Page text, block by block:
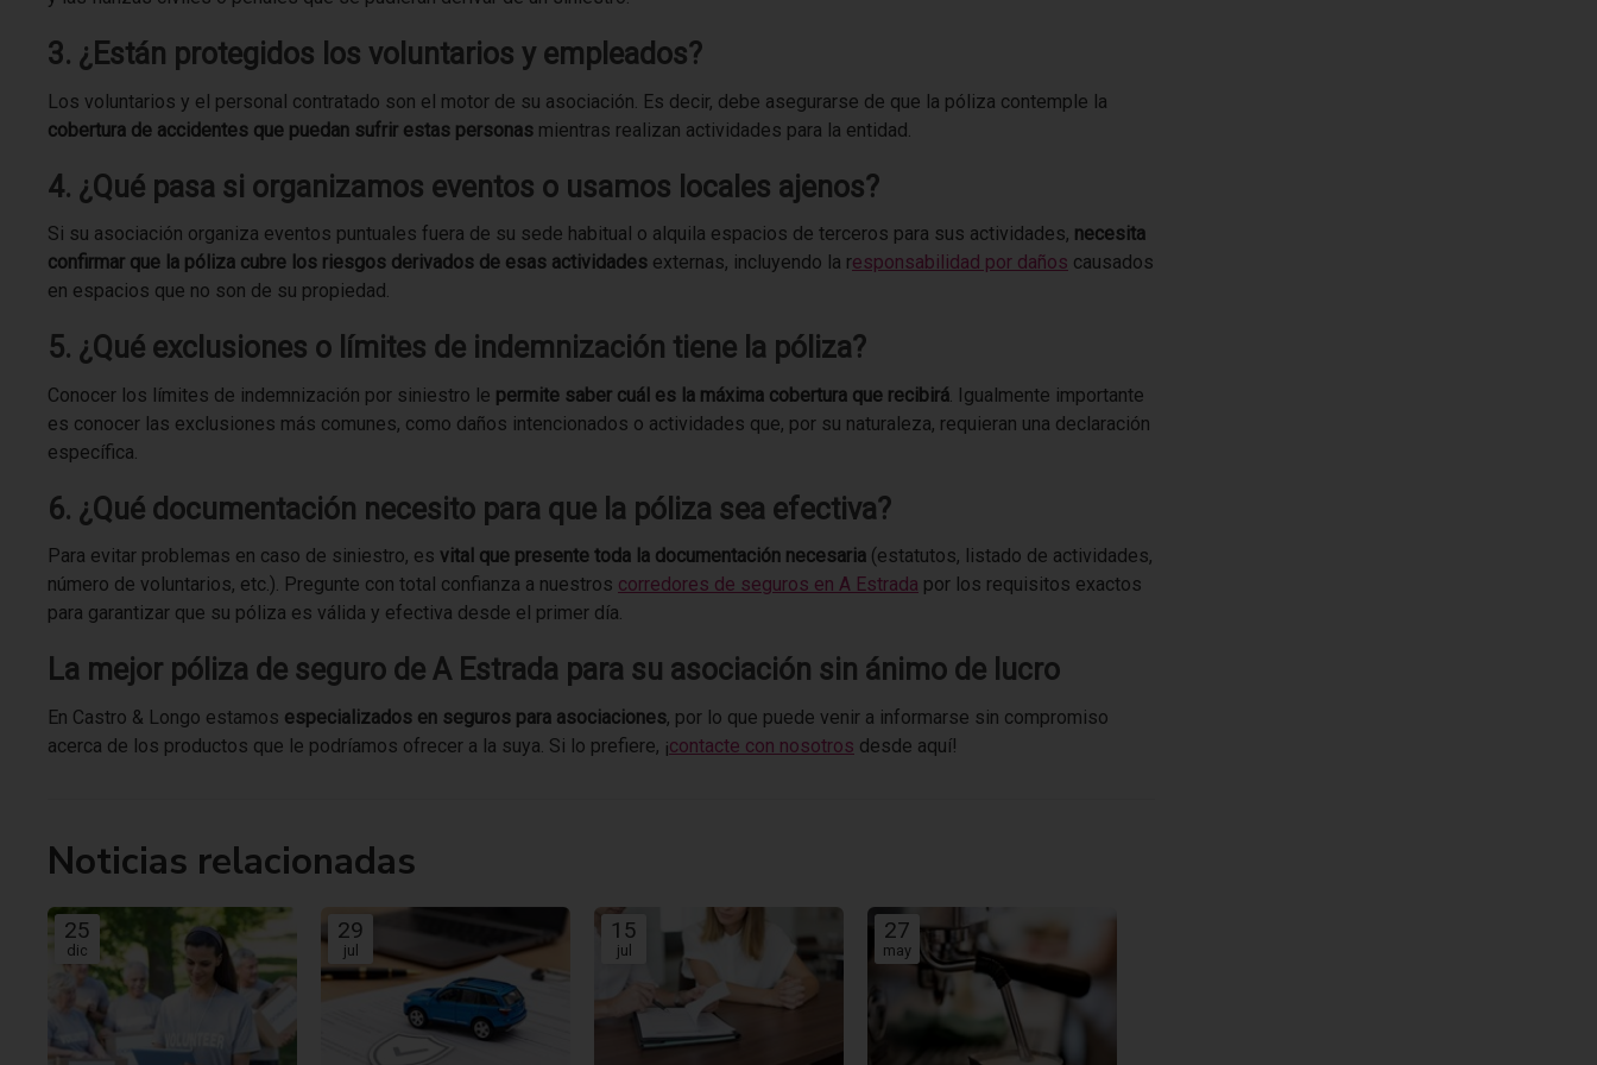
3. ¿Están protegidos los voluntarios y empleados?
Los voluntarios y el personal contratado son el motor de su asociación. Es decir, debe asegurarse de que la póliza contemple la
cobertura de accidentes que puedan sufrir estas personas mientras realizan actividades para la entidad.
4. ¿Qué pasa si organizamos eventos o usamos locales ajenos?
Si su asociación organiza eventos puntuales fuera de su sede habitual o alquila espacios de terceros para sus actividades, necesita
confirmar que la póliza cubre los riesgos derivados de esas actividades externas, incluyendo la responsabilidad por daños causados
en espacios que no son de su propiedad.
5. ¿Qué exclusiones o límites de indemnización tiene la póliza?
Conocer los límites de indemnización por siniestro le permite saber cuál es la máxima cobertura que recibirá . Igualmente importante
es conocer las exclusiones más comunes, como daños intencionados o actividades que, por su naturaleza, requieran una declaración
específica.
6. ¿Qué documentación necesito para que la póliza sea efectiva?
Para evitar problemas en caso de siniestro, es vital que presente toda la documentación necesaria (estatutos, listado de actividades,
número de voluntarios, etc.). Pregunte con total confianza a nuestros corredores de seguros en A Estrada por los requisitos exactos
para garantizar que su póliza es válida y efectiva desde el primer día.
La mejor póliza de seguro de A Estrada para su asociación sin ánimo de lucro
En Castro & Longo estamos especializados en seguros para asociaciones, por lo que puede venir a informarse sin compromiso
acerca de los productos que le podríamos ofrecer a la suya. Si lo prefiere, ¡contacte con nosotros desde aquí!
Noticias relacionadas
25
dic
29
jul
15
jul
27
may